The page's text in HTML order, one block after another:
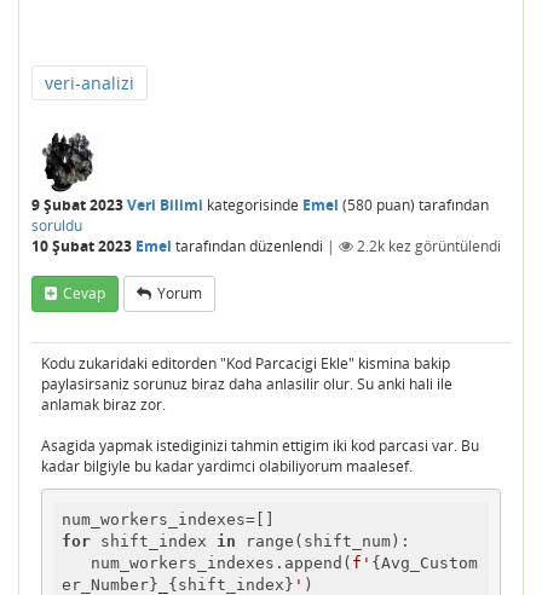
veri-analizi
9 Şubat 2023Veri Bilimi kategorisinde Emel (580 puan) tarafından
soruldu
10 Şubat 2023 Emel tarafındandüzenlendi | 2.2k kez görüntülendi
Cevap Yorum
Kodu zukaridaki editorden "Kod Parcacigi Ekle" kismina bakip
paylasirsaniz sorunuz biraz daha anlasilir olur. Su anki hali ile
anlamak biraz zor.
Asagida yapmak istediginizi tahmin ettigim iki kod parcasi var. Bu
kadar bilgiyle bu kadar yardimci olabiliyorum maalesef.
for shift_index in range(shift_num):
   num_workers_indexes.append(
f' {Avg_Custom
er_Number}
{shift_index} '